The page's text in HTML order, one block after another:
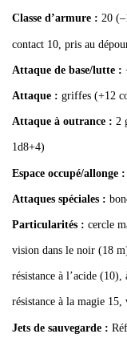
Classe d’armure : 20
contact 10, pris au
Attaque de base/lutte :
Attaque : griffes (+12
Attaque à outrance : 2
1d8+4)
Espace occupé/allonge :
Attaques spéciales :
Particularités : cercle
vision dans le noir (18
résistance à l’acide
résistance à la magie
Jets de sauvegarde :